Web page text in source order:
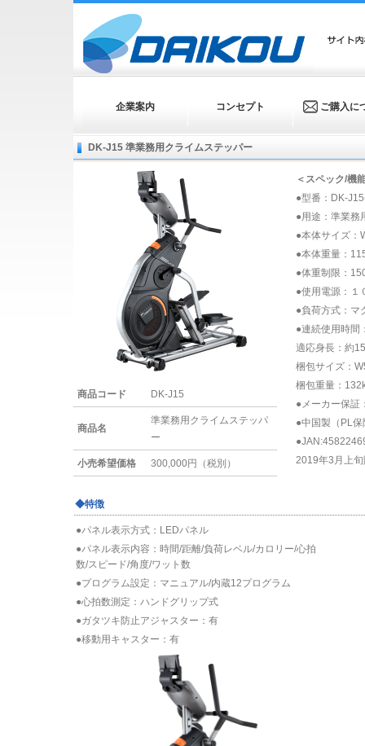
企業案内 コンセプト ご購入に
DK-J15 準業務用クライムステッパー
商品コード DK-J15
商品名
準業務用クライムステッパ
ー
小売希望価格 300,000円（税別）
＜スペック/機
●型番：DK-
●用途：準業務
●本体サイズ：
●本体重量：
●体重制限：
●使用電源：１
●負荷方式：マ
●連続使用時間
適応身長：約
梱包サイズ：
梱包重量：
●メーカー保証
●中国製（PL
2019年3月上
◆特徴
●パネル表示方式：LEDパネル
●パネル表示内容：時間/距離/負荷レベル/カロリー/心拍
数/スピード/角度/ワット数
●プログラム設定：マニュアル/内蔵12プログラム
●心拍数測定：ハンドグリップ式
●ガタツキ防止アジャスター：有
●移動用キャスター：有